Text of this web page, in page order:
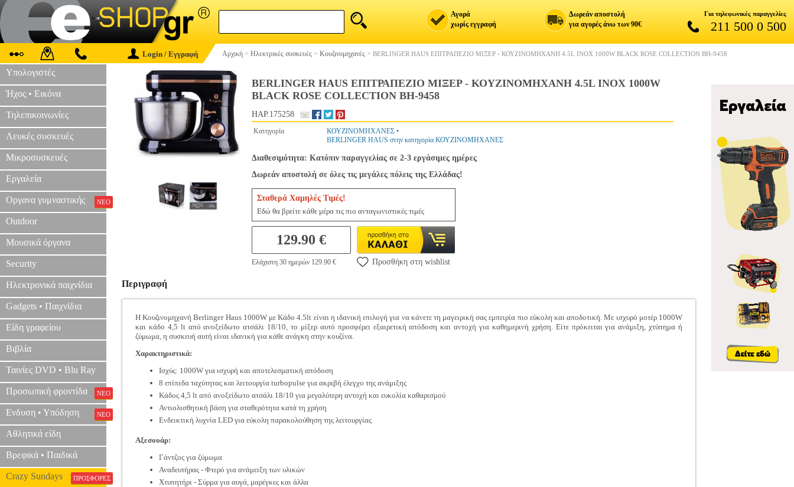
Αγορά
χωρίς εγγραφή
Δωρεάν αποστολή
για αγορές άνω των 90€
Για τηλεφωνικές παραγγελίες
211 500 0 500
Login / Εγγραφή Αρχική > Ηλεκτρικές συσκευές > Κουζινομηχανές > BERLINGER HAUS ΕΠΙΤΡΑΠΕΖΙΟ ΜΙΞΕΡ - ΚΟΥΖΙΝΟΜΗΧΑΝΗ 4.5L INOX 1000W BLACK ROSE COLLECTION BH-9458
Υπολογιστές
Ήχος • Εικόνα
Τηλεπικοινωνίες
Λευκές συσκευές
Μικροσυσκευές
Εργαλεία
Οργανα γυμναστικής ΝΕΟ
Outdoor
Μουσικά όργανα
Security
Ηλεκτρονικά παιχνίδια
Gadgets • Παιχνίδια
Είδη γραφείου
Βιβλία
Ταινίες DVD • Blu Ray
Προσωπική φροντίδα ΝΕΟ
Ενδυση • Υπόδηση ΝΕΟ
Αθλητικά είδη
Βρεφικά • Παιδικά
Crazy Sundays ΠΡΟΣΦΟΡΕΣ
BERLINGER HAUS ΕΠΙΤΡΑΠΕΖΙΟ ΜΙΞΕΡ - ΚΟΥΖΙΝΟΜΗΧΑΝΗ 4.5L INOX 1000W
BLACK ROSE COLLECTION BH-9458
HAP.175258
Κατηγορία ΚΟΥΖΙΝΟΜΗΧΑΝΕΣ •
BERLINGER HAUS στην κατηγορία ΚΟΥΖΙΝΟΜΗΧΑΝΕΣ
Διαθεσιμότητα: Κατόπιν παραγγελίας σε 2-3 εργάσιμες ημέρες
Δωρεάν αποστολή σε όλες τις μεγάλες πόλεις της Ελλάδας!
Σταθερά Χαμηλές Τιμές!
Εδώ θα βρείτε κάθε μέρα τις πιο ανταγωνιστικές τιμές
129.90 €
Ελάχιστη 30 ημερών 129.90 € Προσθήκη στη wishlist
Περιγραφή
Η Κουζινομηχανή Berlinger Haus 1000W με Κάδο 4.5lt είναι η ιδανική επιλογή για να κάνετε τη μαγειρική σας εμπειρία πιο εύκολη και αποδοτική. Με ισχυρό μοτέρ 1000W
και κάδο 4,5 lt από ανοξείδωτο ατσάλι 18/10, το μίξερ αυτό προσφέρει εξαιρετική απόδοση και αντοχή για καθημερινή χρήση. Είτε πρόκειται για ανάμιξη, χτύπημα ή
ζύμωμα, η συσκευή αυτή είναι ιδανική για κάθε ανάγκη στην κουζίνα.
Χαρακτηριστικά:
Ισχύς: 1000W για ισχυρή και αποτελεσματική απόδοση
8 επίπεδα ταχύτητας και λειτουργία turbopulse για ακριβή έλεγχο της ανάμιξης
Κάδος 4,5 lt από ανοξείδωτο ατσάλι 18/10 για μεγαλύτερη αντοχή και ευκολία καθαρισμού
Αντιολισθητική βάση για σταθερότητα κατά τη χρήση
Ενδεικτική λυχνία LED για εύκολη παρακολούθηση της λειτουργίας
Αξεσουάρ:
Γάντζος για ζύμωμα
Αναδευτήρας - Φτερό για ανάμειξη των υλικών
Χτυπητήρι - Σύρμα για αυγά, μαρέγκες και άλλα